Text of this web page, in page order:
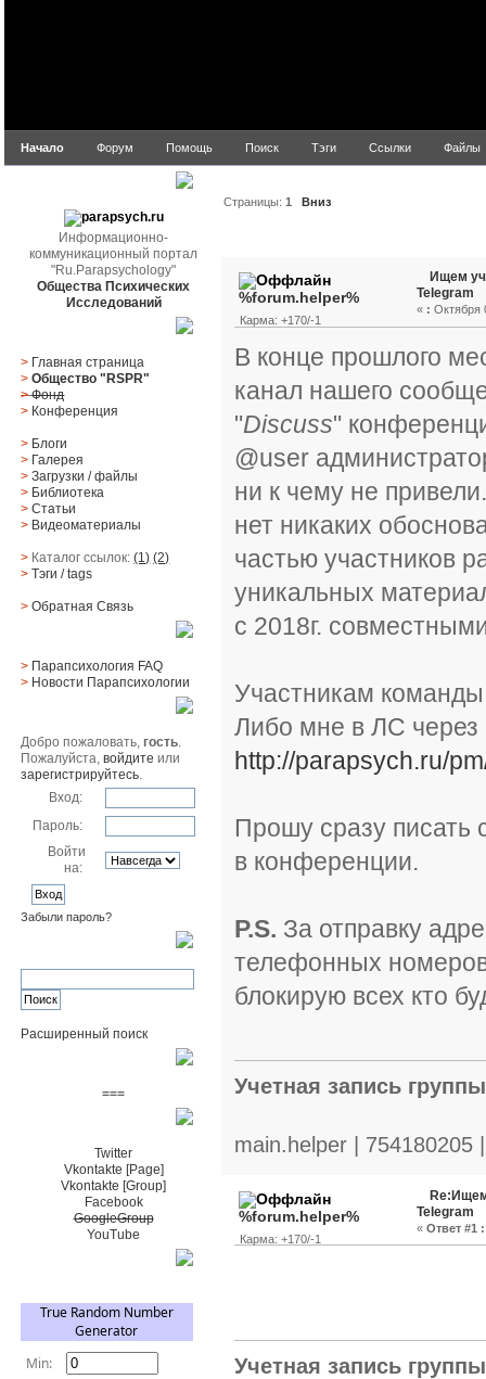
Начало Форум Помощь Поиск Тэги Ссылки Файлы
Информационно-
коммуникационный портал
"Ru.Parapsychology"
Общества Психических
Исследований
> Главная страница
> Общество "RSPR"
> Фонд
> Конференция
> Блоги
> Галерея
> Загрузки/файлы
> Библиотека
> Статьи
> Видеоматериалы
> Каталог ссылок:(1) (2)
> Тэги/ tags
> Обратная Cвязь
> Парапсихология FAQ
> Новости Парапсихологии
Добро пожаловать,гость.
Пожалуйста,войдите или
зарегистрируйтесь.
Вход:
Пароль:
Войти
на:
Забыли пароль?
Расширенный поиск
===
Twitter
Vkontakte [Page]
Vkontakte [Group]
Facebook
GoogleGroup
YouTube
Страницы:1 Вниз
%forum.helper%
Карма: +170/-1
Ищем
Telegram
« : Октября
В конце прошлого
канал нашего
"Discuss"
@user
ни к чему не
нет никаких
частью участников
уникальных
с 2018г.
Участникам
Либо мне в ЛС через
http://parapsych.ru/
Прошу сразу писать
в конференции.
P.S. За отправку
телефонных
блокирую всех кто
Учетная запись
main.helper |
%forum.helper%
Карма: +170/-1
Telegram
« Ответ #1 :
Учетная запись